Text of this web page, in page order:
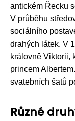
antickém Řecku
V průběhu
sociálního
drahých látek. V
královně Viktorii,
princem
svatebních šatů
Různé